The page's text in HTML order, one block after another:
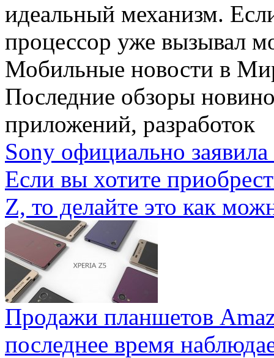
идеальный механизм.
процессор уже вызывал
Мобильные новости в
Последние обзоры
приложений, разработок
Sony официально
Если вы хотите
Z, то делайте это как
Продажи планшетов
последнее время